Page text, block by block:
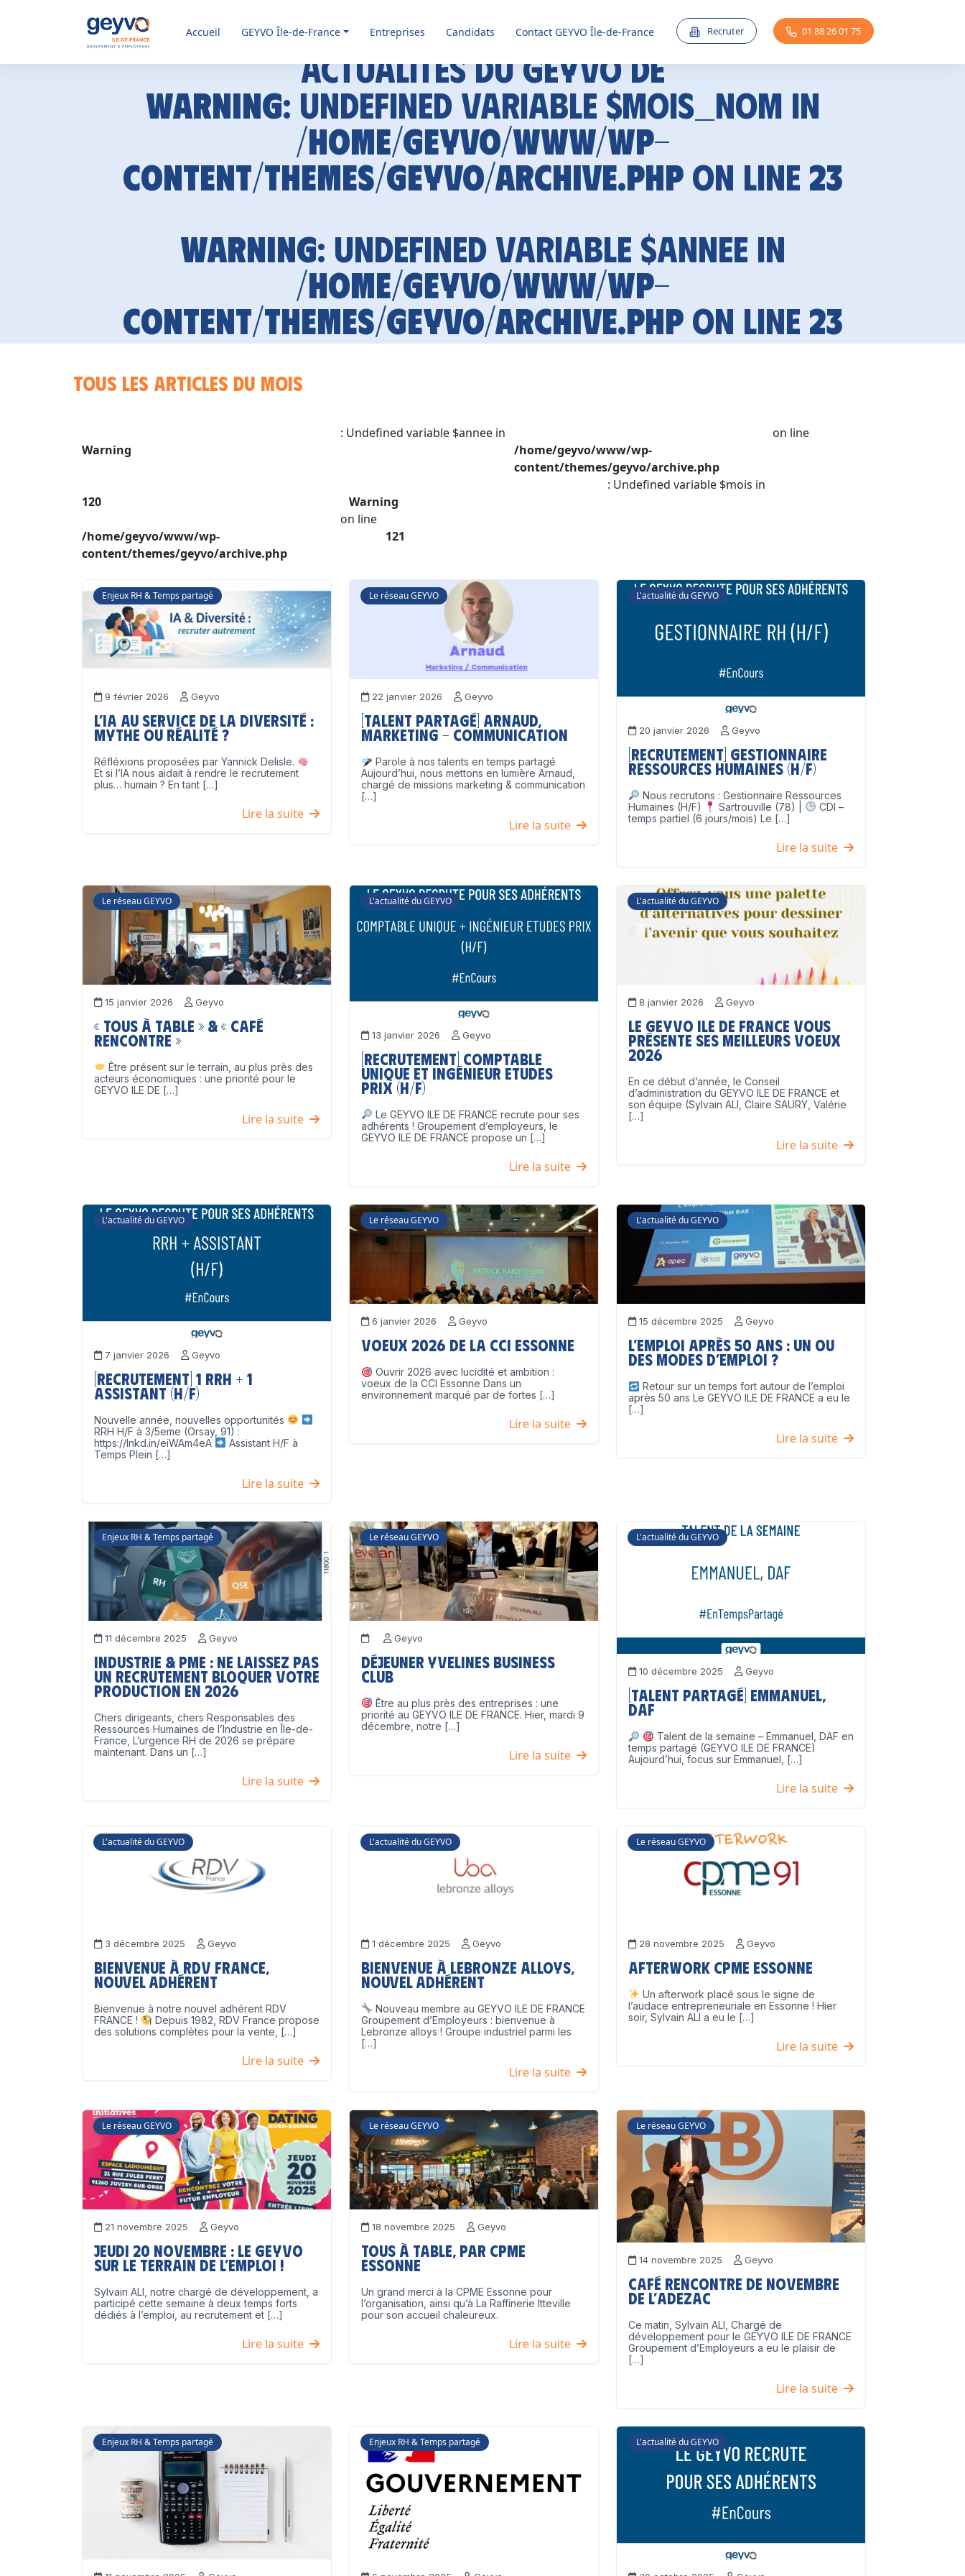
Accueil GEYVOÎle-de-France Entreprises Candidats Contact GEYVO Île-de-France Recruter 01 88 26 01 75
Actualités du GEYVO de
Warning: Undefined variable $mois_nom in
/home/geyvo/www/wp-
content/themes/geyvo/archive.phpon line 23
Warning: Undefined variable $annee in
/home/geyvo/www/wp-
content/themes/geyvo/archive.phpon line 23
Tous les articles du mois
Warning
: Undefined variable $annee in
/home/geyvo/www/wp-
content/themes/geyvo/archive.php
on line
120 Warning
: Undefined variable $mois in
/home/geyvo/www/wp-
content/themes/geyvo/archive.php
on line
121
Enjeux RH & Temps partagé
9 février 2026 Geyvo
L’IA au service de la diversité :
mythe ou réalité ?
Réfléxions proposées par Yannick Delisle.
Et si l’IA nous aidait à rendre le recrutement
plus… humain ? En tant […]
Lire la suite
Le réseau GEYVO
22 janvier 2026 Geyvo
[Talent partagé] Arnaud,
Marketing – Communication
Parole à nos talents en temps partagé
Aujourd’hui, nous mettons en lumière Arnaud,
chargé de missions marketing & communication
[…]
Lire la suite
L'actualité du GEYVO
20 janvier 2026 Geyvo
[Recrutement] Gestionnaire
Ressources Humaines (H/F)
Nous recrutons : Gestionnaire Ressources
Humaines (H/F)
Sartrouville (78) |
CDI –
temps partiel (6 jours/mois) Le […]
Lire la suite
Le réseau GEYVO
15 janvier 2026 Geyvo
« Tous à table » & « Café
Rencontre »
Être présent sur le terrain, au plus près des
acteurs économiques : une priorité pour le
GEYVO ILE DE […]
Lire la suite
L'actualité du GEYVO
13 janvier 2026 Geyvo
[Recrutement] Comptable
unique et Ingénieur Etudes
Prix (H/F)
Le GEYVO ILE DE FRANCE recrute pour ses
adhérents ! Groupement d’employeurs, le
GEYVO ILE DE FRANCE propose un […]
Lire la suite
L'actualité du GEYVO
8 janvier 2026 Geyvo
Le GEYVO Ile de France vous
présente ses meilleurs voeux
2026
En ce début d’année, le Conseil
d’administration du GEYVO ILE DE FRANCE et
son équipe (Sylvain ALI, Claire SAURY, Valérie
[…]
Lire la suite
L'actualité du GEYVO
7 janvier 2026 Geyvo
[Recrutement] 1 RRH + 1
Assistant (H/F)
Nouvelle année, nouvelles opportunités
RRH H/F à 3/5eme (Orsay, 91) :
https://lnkd.in/eiWAm4eA
Assistant H/F à
Temps Plein […]
Lire la suite
Le réseau GEYVO
6 janvier 2026 Geyvo
Voeux 2026 de la CCI Essonne
Ouvrir 2026 avec lucidité et ambition :
voeux de la CCI Essonne Dans un
environnement marqué par de fortes […]
Lire la suite
L'actualité du GEYVO
15 décembre 2025 Geyvo
L’emploi après 50 ans : un ou
des modes d’emploi ?
Retour sur un temps fort autour de l’emploi
après 50 ans Le GEYVO ILE DE FRANCE a eu le
[…]
Lire la suite
Enjeux RH & Temps partagé
11 décembre 2025 Geyvo
Industrie & PME : ne laissez pas
un recrutement bloquer votre
production en 2026
Chers dirigeants, chers Responsables des
Ressources Humaines de l’Industrie en Île-de-
France, L’urgence RH de 2026 se prépare
maintenant. Dans un […]
Lire la suite
Le réseau GEYVO
Geyvo
Déjeuner Yvelines Business
Club
Être au plus près des entreprises : une
priorité au GEYVO ILE DE FRANCE. Hier, mardi 9
décembre, notre […]
Lire la suite
L'actualité du GEYVO
10 décembre 2025 Geyvo
[Talent partagé] Emmanuel,
DAF
Talent de la semaine – Emmanuel, DAF en
temps partagé (GEYVO ILE DE FRANCE)
Aujourd’hui, focus sur Emmanuel, […]
Lire la suite
L'actualité du GEYVO
3 décembre 2025 Geyvo
Bienvenue à RDV France,
nouvel adhérent
Bienvenue à notre nouvel adhérent RDV
FRANCE !
Depuis 1982, RDV France propose
des solutions complètes pour la vente, […]
Lire la suite
L'actualité du GEYVO
1 décembre 2025 Geyvo
Bienvenue à Lebronze Alloys,
nouvel adhérent
Nouveau membre au GEYVO ILE DE FRANCE
Groupement d’Employeurs : bienvenue à
Lebronze alloys ! Groupe industriel parmi les
[…]
Lire la suite
Le réseau GEYVO
28 novembre 2025 Geyvo
Afterwork CPME Essonne
Un afterwork placé sous le signe de
l’audace entrepreneuriale en Essonne ! Hier
soir, Sylvain ALI a eu le […]
Lire la suite
Le réseau GEYVO
21 novembre 2025 Geyvo
Jeudi 20 novembre : le GEYVO
sur le terrain de l’emploi !
Sylvain ALI, notre chargé de développement, a
participé cette semaine à deux temps forts
dédiés à l’emploi, au recrutement et […]
Lire la suite
Le réseau GEYVO
18 novembre 2025 Geyvo
Tous à table, par CPME
Essonne
Un grand merci à la CPME Essonne pour
l’organisation, ainsi qu’à La Raffinerie Itteville
pour son accueil chaleureux.
Lire la suite
Le réseau GEYVO
14 novembre 2025 Geyvo
Café Rencontre de Novembre
de l’ADEZAC
Ce matin, Sylvain ALI, Chargé de
développement pour le GEYVO ILE DE FRANCE
Groupement d’Employeurs a eu le plaisir de
[…]
Lire la suite
Enjeux RH & Temps partagé Enjeux RH & Temps partagé L'actualité du GEYVO